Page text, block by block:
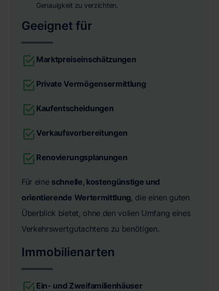
Genauigkeit zu verzichten.
Geeignet für
Marktpreiseinschätzungen
Private Vermögensermittlung
Kaufentscheidungen
Verkaufsvorbereitungen
Renovierungsplanungen
Für eine schnelle, kostengünstige und
orientierende Wertermittlung, die einen guten
Überblick bietet, ohne den vollen Umfang eines
Verkehrswertgutachtens zu benötigen.
Immobilienarten
Ein- und Zweifamilienhäuser